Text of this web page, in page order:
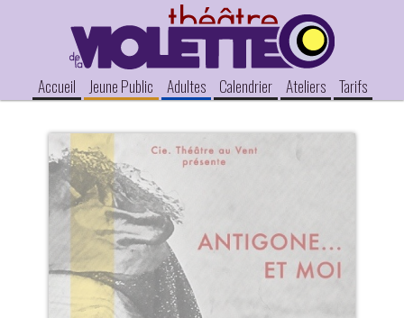
Accueil Jeune Public Adultes Calendrier Ateliers Tarifs